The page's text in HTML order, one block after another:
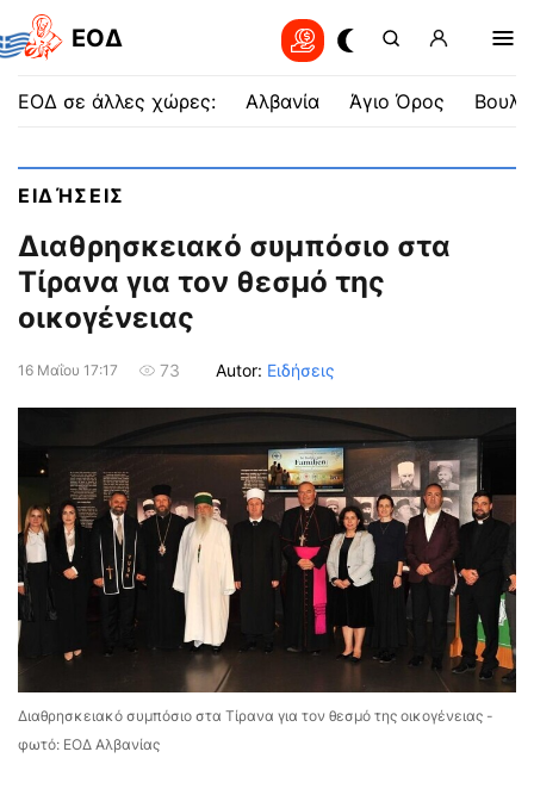
EOΔ
ΕΟΔ σε άλλες χώρες: Αλβανία Άγιο Όρος
ΕΙΔΉΣΕΙΣ
Διαθρησκειακό συμπόσιο στα
Τίρανα για τον θεσμό της
οικογένειας
16 Μαΐου 17:17 73 Autor: Ειδήσεις
Διαθρησκειακό συμπόσιο στα Τίρανα για τον θεσμό της οικογένειας -
φωτό: ΕΟΔ Αλβανίας